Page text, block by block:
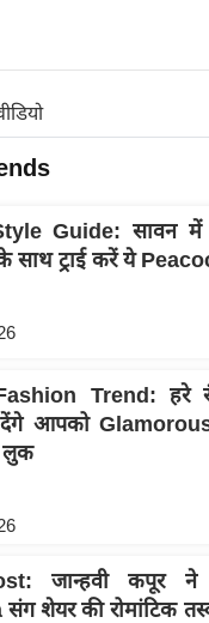
Guide: सावन में
ट्राई करें ये
Trend: हरे
आपको
लुक
जान्हवी कपूर ने
शेयर की रोमांटिक